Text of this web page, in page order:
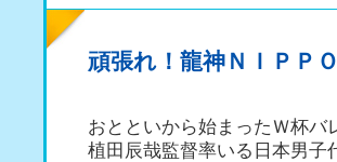
頑張れ！龍神ＮＩＰＰ
おとといから始まったＷ杯バ
植田辰哉監督率いる日本男子